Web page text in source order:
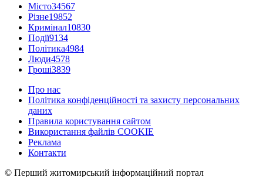
Місто34567
Різне19852
Кримінал10830
Події9134
Політика4984
Люди4578
Гроші3839
Про нас
Політика конфіденційності та захисту персональних
даних
Правила користування сайтом
Використання файлів COOKIE
Реклама
Контакти
© Перший житомирський інформаційний портал